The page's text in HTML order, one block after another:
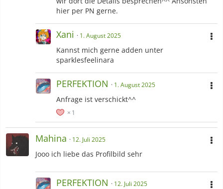
hier per PN gerne.
Xani 1. August 2025
Kannst mich gerne adden unter
sparklesfeelinara
PERFEKTION 1. August 2025
Anfrage ist verschickt^^
1
Mahina 12. Juli 2025
Jooo ich liebe das Profilbild sehr
PERFEKTION 12. Juli 2025